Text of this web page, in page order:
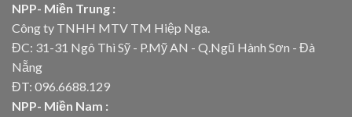
NPP- Miền Trung :
Công ty TNHH MTV TM Hiệp Nga.
ĐC: 31-31 Ngô Thì Sỹ - P.Mỹ AN - Q.Ngũ Hành Sơn - Đà
Nẵng
ĐT: 096.6688.129
NPP- Miền Nam :